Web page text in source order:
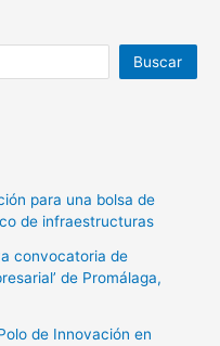
Buscar
para una bolsa de
de infraestructuras
convocatoria de
de Promálaga,
de Innovación en